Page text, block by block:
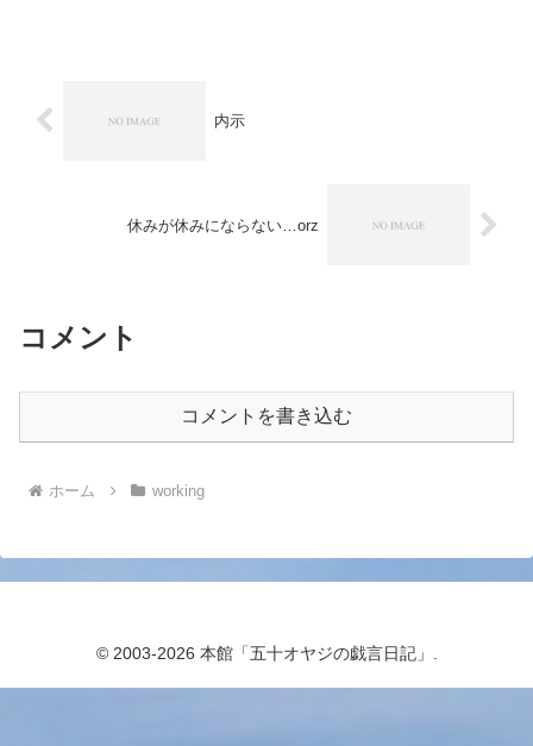
内示
休みが休みにならない…orz
コメント
コメントを書き込む
ホーム working
© 2003-2026 本館「五十オヤジの戯言日記」.